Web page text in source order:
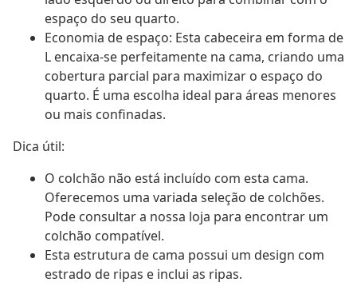
espaço do seu quarto.
Economia de espaço: Esta cabeceira em forma de
L encaixa-se perfeitamente na cama, criando uma
cobertura parcial para maximizar o espaço do
quarto. É uma escolha ideal para áreas menores
ou mais confinadas.
Dica útil:
O colchão não está incluído com esta cama.
Oferecemos uma variada seleção de colchões.
Pode consultar a nossa loja para encontrar um
colchão compatível.
Esta estrutura de cama possui um design com
estrado de ripas e inclui as ripas.